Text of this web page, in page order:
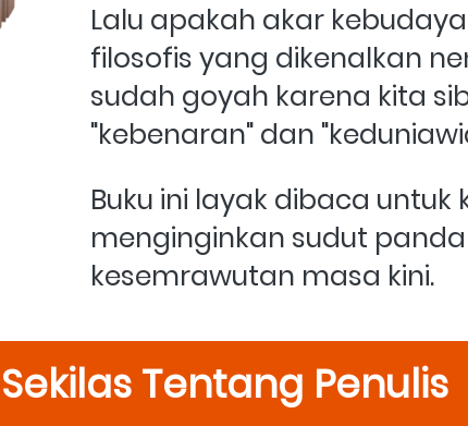
Lalu apakah akar
filosofis yang dikenalkan
sudah goyah karena kita
"kebenaran" dan
Buku ini layak dibaca untuk
menginginkan sudut
kesemrawutan masa kini.
Sekilas Tentang Penulis